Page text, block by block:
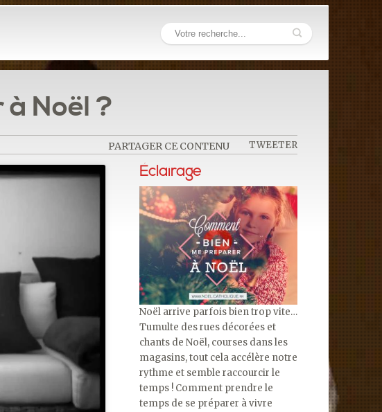
Noël ?
PARTAGER CE CONTENU TWEETER
Éclairage
Noël arrive parfois bien trop vite…
Tumulte des rues décorées et
chants de Noël, courses dans les
magasins, tout cela accélère notre
rythme et semble raccourcir le
temps ! Comment prendre le
temps de se préparer à vivre